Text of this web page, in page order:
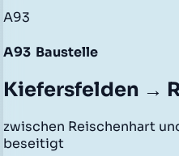
A93
A93 Baustelle
Kiefersfelden →
zwischen Reischenhart
beseitigt